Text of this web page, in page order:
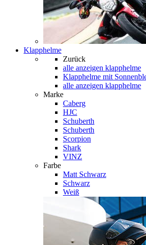
Klapphelme
Zurück
alle anzeigen klapphelme
Klapphelme mit
alle anzeigen klapphelme
Marke
Caberg
HJC
Schuberth
Schuberth
Scorpion
Shark
VINZ
Farbe
Matt Schwarz
Schwarz
Weiß